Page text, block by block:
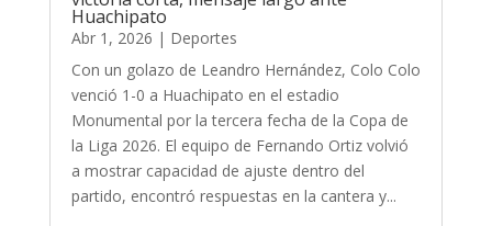
Huachipato
Abr 1, 2026 | Deportes
Con un golazo de Leandro Hernández, Colo Colo
venció 1-0 a Huachipato en el estadio
Monumental por la tercera fecha de la Copa de
la Liga 2026. El equipo de Fernando Ortiz volvió
a mostrar capacidad de ajuste dentro del
partido, encontró respuestas en la cantera y...